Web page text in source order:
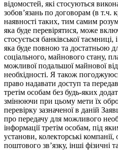
відомостей, які стосуються
зобов’язань по договорам (в т.ч.
наявності таких, тим самим
яка буде перевірятися, може
стосується банківської таємниці,
яка буде повною та достатньою
соціального, майнового стану,
можливої подальшої майнової
необхідності. Я також
право надавати доступ та
третім особам без будь-яких
змінюючи при цьому мети їх
перевірку зазначеної в даній
про передачу для можливого
інформації третім особам, під
установи, колекторські
поштового зв’язку, інші фізичні